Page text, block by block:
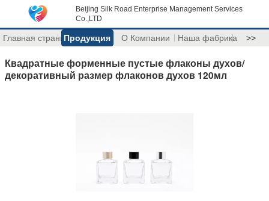
Beijing Silk Road Enterprise Management Services
Co.,LTD
Главная страницаПродукция О Компании Наша фабрика >>
Квадратные форменные пустые флаконы духов/
декоративный размер флаконов духов 120мл